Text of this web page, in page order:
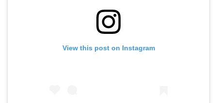
View this post on Instagram